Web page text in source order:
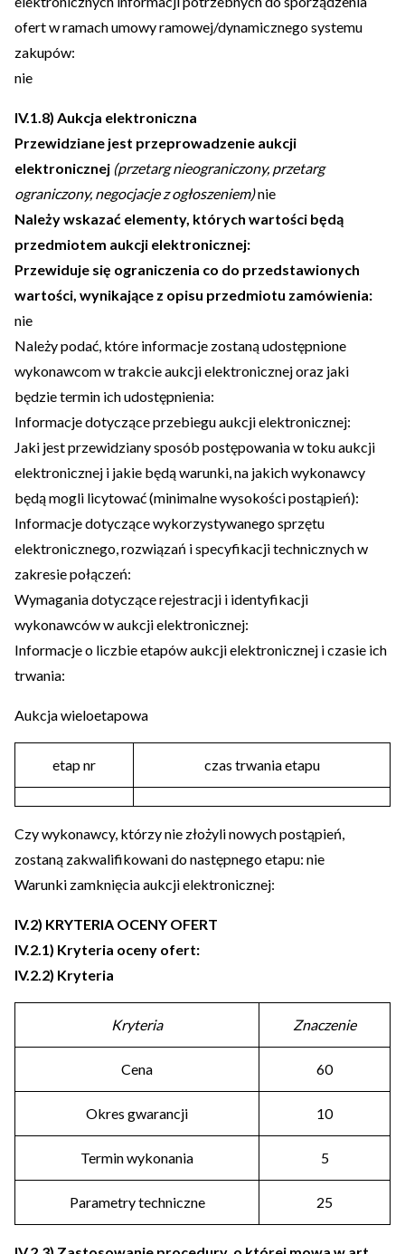
ofert w ramach umowy ramowej/dynamicznego systemu
zakupów:
nie
IV.1.8) Aukcja elektroniczna
Przewidziane jest przeprowadzenie aukcji
elektronicznej (przetarg nieograniczony, przetarg
ograniczony, negocjacje z ogłoszeniem)nie
Należy wskazać elementy, których wartości będą
przedmiotem aukcji elektronicznej:
Przewiduje się ograniczenia co do przedstawionych
wartości, wynikające z opisu przedmiotu zamówienia:
nie
Należy podać, które informacje zostaną udostępnione
wykonawcom w trakcie aukcji elektronicznej oraz jaki
będzie termin ich udostępnienia:
Informacje dotyczące przebiegu aukcji elektronicznej:
Jaki jest przewidziany sposób postępowania w toku aukcji
elektronicznej i jakie będą warunki, na jakich wykonawcy
będą mogli licytować (minimalne wysokości postąpień):
Informacje dotyczące wykorzystywanego sprzętu
elektronicznego, rozwiązań i specyfikacji technicznych w
zakresie połączeń:
Wymagania dotyczące rejestracji i identyfikacji
wykonawców w aukcji elektronicznej:
Informacje o liczbie etapów aukcji elektronicznej i czasie ich
trwania:
Aukcja wieloetapowa
etap nr czas trwania etapu
Czy wykonawcy, którzy nie złożyli nowych postąpień,
zostaną zakwalifikowani do następnego etapu: nie
Warunki zamknięcia aukcji elektronicznej:
IV.2) KRYTERIA OCENY OFERT
IV.2.1) Kryteria oceny ofert:
IV.2.2) Kryteria
Kryteria Znaczenie
Cena 60
Okres gwarancji 10
Termin wykonania 5
Parametry techniczne 25